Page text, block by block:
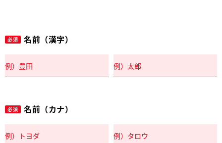
必須 名前（漢字）
必須 名前（カナ）